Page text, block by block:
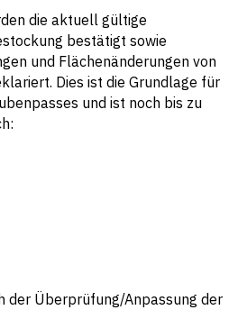
die aktuell gültige
bestätigt sowie
und Flächenänderungen von
Dies ist die Grundlage für
und ist noch bis zu
der Überprüfung/Anpassung der